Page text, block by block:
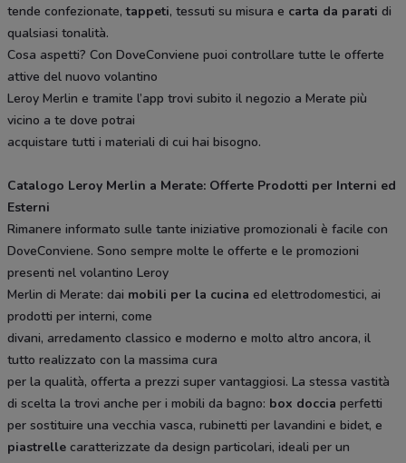
tende confezionate,tappeti, tessuti su misura e carta da parati di
qualsiasi tonalità.
Cosa aspetti? Con DoveConviene puoi controllare tutte le offerte
attive del nuovo volantino
Leroy Merlin e tramite l’app trovi subito il negozio a Merate più
vicino a te dove potrai
acquistare tutti i materiali di cui hai bisogno.
Catalogo Leroy Merlin a Merate: Offerte Prodotti per Interni ed
Esterni
Rimanere informato sulle tante iniziative promozionali è facile con
DoveConviene. Sono sempre molte le offerte e le promozioni
presenti nel volantino Leroy
Merlin di Merate: dai mobili per la cucina ed elettrodomestici, ai
prodotti per interni, come
divani, arredamento classico e moderno e molto altro ancora, il
tutto realizzato con la massima cura
per la qualità, offerta a prezzi super vantaggiosi. La stessa vastità
di scelta la trovi anche per i mobili da bagno: box doccia perfetti
per sostituire una vecchia vasca, rubinetti per lavandini e bidet, e
piastrelle caratterizzate da design particolari, ideali per un